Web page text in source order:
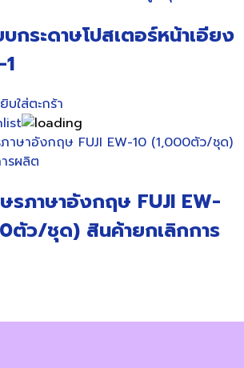
กระดาษโปสเตอร์หน้าเอียง
บใส่ตะกร้า
ภาษาอังกฤษ FUJI EW-
ตัว/ชุด) สินค้ายกเลิกการ